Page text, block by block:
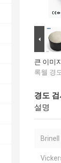
큰 이미
록웰 경
경도
설명